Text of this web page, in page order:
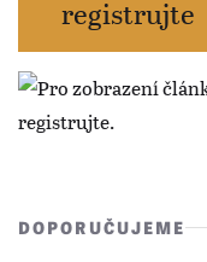
registrujte
DOPORUČUJEME